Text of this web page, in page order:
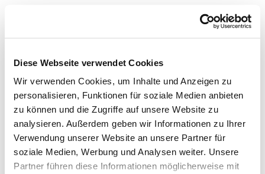
Diese Webseite verwendet Cookies
Wir verwenden Cookies, um Inhalte und Anzeigen zu
personalisieren, Funktionen für soziale Medien anbieten
zu können und die Zugriffe auf unsere Website zu
analysieren. Außerdem geben wir Informationen zu Ihrer
Verwendung unserer Website an unsere Partner für
soziale Medien, Werbung und Analysen weiter. Unsere
Partner führen diese Informationen möglicherweise mit